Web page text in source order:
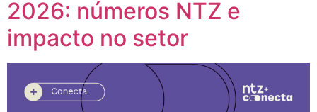
2026: números NTZ e
impacto no setor